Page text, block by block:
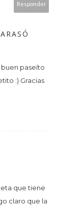
Responder
paseíto
:) Gracias
que tiene
claro que la